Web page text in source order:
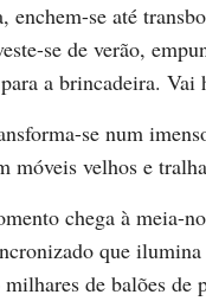
enchem-se até
se de verão,
a brincadeira. Vai
se num
móveis velhos e
chega à meia-
que
de balões de